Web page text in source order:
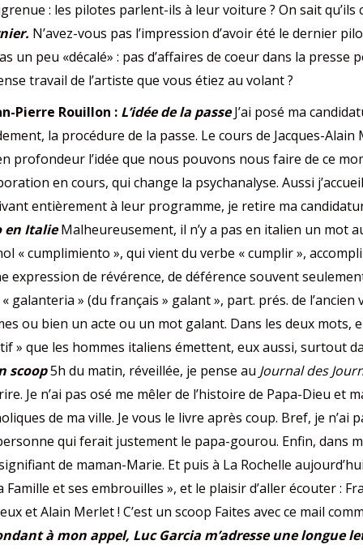
: les pilotes parlent-ils à leur voiture ? On sait
N’avez-vous pas l’impression d’avoir été le dernier
un peu «décalé» : pas d’affaires de coeur dans la
travail de l’artiste que vous étiez au volant ?
Pierre Rouillon : L’idée de la passeJ’ai posé ma
la procédure de la passe. Le cours de Jacques-
profondeur l’idée que nous pouvons nous faire de ce
en cours, qui change la psychanalyse. Aussi
entièrement à leur programme, je retire ma
en ItalieMalheureusement, il n’y a pas en italien un mot
« cumplimiento », qui vient du verbe « cumplir »,
expression de révérence, de déférence souvent
galanteria » (du français » galant », part. prés. de
ou bien un acte ou un mot galant. Dans les deux mots,
» que les hommes italiens émettent, eux aussi, surtout
scoop5h du matin, réveillée, je pense au Journal des
Je n’ai pas osé me mêler de l’histoire de Papa-Dieu
de ma ville. Je vous le livre après coup. Bref, je
qui ferait justement le papa-gourou. Enfin, dans
de maman-Marie. Et puis à La Rochelle
et ses embrouilles », et le plaisir d’aller écouter :
et Alain Merlet ! C’est un scoop Faites avec ce mail
à mon appel, Luc Garcia m’adresse une longue